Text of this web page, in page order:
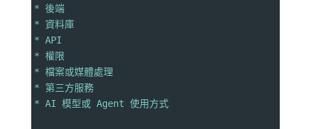
* 後端
* 資料庫
* API
* 權限
* 檔案或媒體處理
* 第三方服務
* AI 模型或 Agent 使用方式